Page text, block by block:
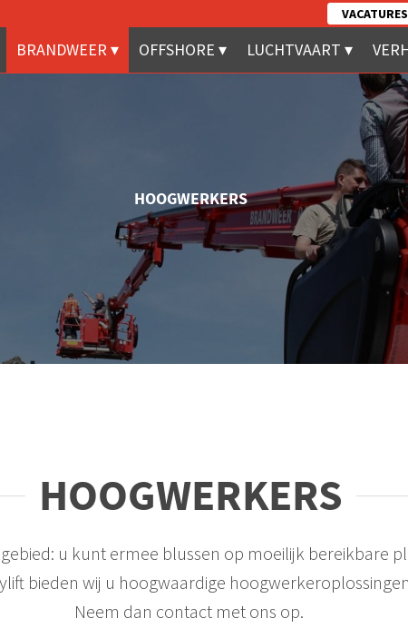
VACATURES
BRANDWEER OFFSHORE LUCHTVAART
HOOGWERKERS
HOOGWERKERS
u kunt ermee blussen op moeilijk bereikbare
bieden wij u hoogwaardige
Neem dan contact met ons op.